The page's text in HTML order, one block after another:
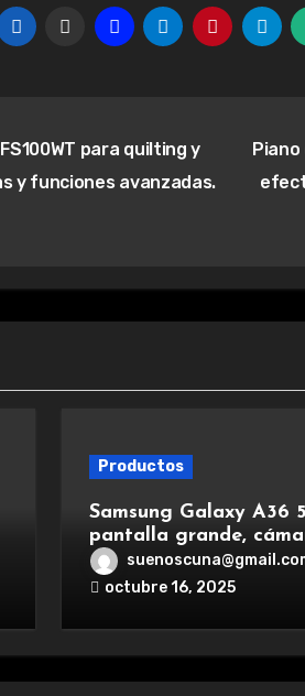
para quilting y
y funciones avanzadas.
Productos
Samsung Galaxy A36
pantalla grande,
potente, batería
y carga rápida para
octubre 16, 2025